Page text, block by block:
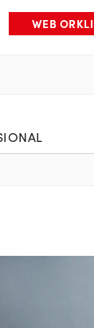
WEB ORKLI